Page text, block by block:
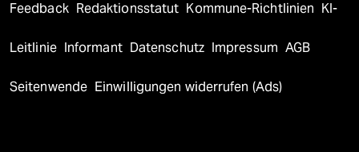
Feedback Redaktionsstatut Kommune-Richtlinien KI-
Leitlinie Informant Datenschutz Impressum AGB
Seitenwende Einwilligungen widerrufen (Ads)